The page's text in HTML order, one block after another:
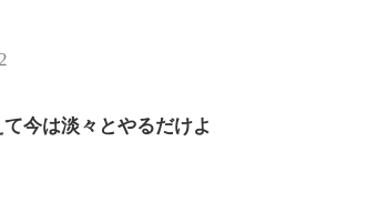
今は淡々とやるだけよ